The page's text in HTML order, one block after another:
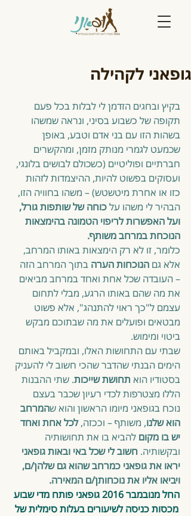
גופאני לקהילה
בקיץ ובחגים הזדמן לי לבלות בכל פעם
תקופה של כשבוע בסיני, ונראה שמשהו
בשהות הזו עם בני אדם וטבע, באופן
שכמעט לגמרי מנותק מזמן, ומהקשרים
חברתיים ופוליטיים (כשכולם לבושים בלונגי,
ועסוקים בפשוט להיות, ההיצמדות לזהות
כזו או אחרת מיטשטש) – משהו בחוויה הזו,
הבהיר לי משהו על כוחה של שותפות גורל,
ועל האפשרות לריפוי הטמונה בהימצאות
הנוכחת במרחב משותף.
כלומר, זו לא רק הימצאות באותו המרחב,
אלא גם הנוכחות הערה בתוך המרחב הזה
– העובדה שכל אחת ואחד במרחב מביאים
את מה שהם באותו הרגע, מבלי לתחום
עצמם ל"כך ראוי להתנהג", אלא פשוט
מבטאים ופועלים את מה שבתוכם מבקש
ביטוי ומימוש.
שבתי עם התחושות האלו, ובמקביל באותם
הימים הבנתי שהדבר שהכי חשוב לי להעניק
בסטודיו הוא תחושת שייכות. שתי ההבנות
הללו מצטרפות לכדי רעיון שכבר בעצם
נוכח בגופאני מיומו הראשון והוא שהמרחב
הוא שלנו, משותף – וככזה, לכל אחת ואחד
יש בו מקום להביא בו את תחושותיה
ובקשותיה. חשוב לי שכל באי ובאות גופאני
יראו את גופאני כמרחב שהוא גם שלהן/ם,
ויביאו אליו את נוכחותן/ם המאירה.
החל מנובמבר 2016 גופאני פותח מדי שבוע
מכסות כניסה לשיעורים בעלות סימלית של